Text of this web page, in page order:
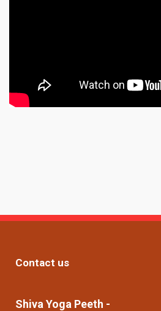
Contact us
Shiva Yoga Peeth -